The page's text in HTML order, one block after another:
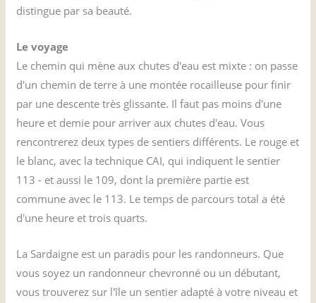
distingue par sa beauté.
Le voyage
Le chemin qui mène aux chutes d'eau est mixte : on passe
d'un chemin de terre à une montée rocailleuse pour finir
par une descente très glissante. Il faut pas moins d'une
heure et demie pour arriver aux chutes d'eau. Vous
rencontrerez deux types de sentiers différents. Le rouge et
le blanc, avec la technique CAI, qui indiquent le sentier
113 - et aussi le 109, dont la première partie est
commune avec le 113. Le temps de parcours total a été
d'une heure et trois quarts.
La Sardaigne est un paradis pour les randonneurs. Que
vous soyez un randonneur chevronné ou un débutant,
vous trouverez sur l'île un sentier adapté à votre niveau et